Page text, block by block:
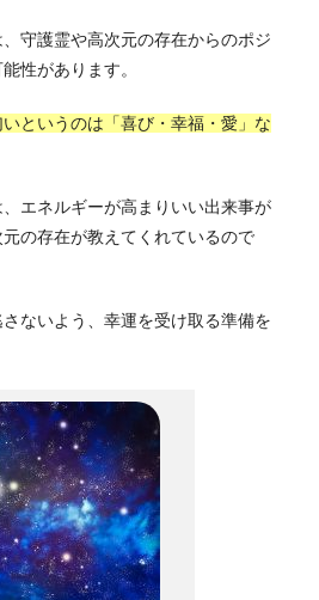
守護霊や高次元の存在からのポジ
性があります。
というのは「喜び・幸福・愛」な
エネルギーが高まりいい出来事が
の存在が教えてくれているので
ないよう、幸運を受け取る準備を